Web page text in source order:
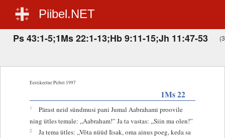
Piibel.NET
Ps 43:1-5;1Ms 22:1-13;Hb 9:11-15;Jh 11:47-53
Eestikeelne Piibel 1997
1Ms 22
1
Pärast neid sündmusi pani Jumal Aabrahami proovile
ning ütles temale: „Aabraham!” Ja ta vastas: „Siin ma olen!”
2
Ja tema ütles: „Võta nüüd Iisak, oma ainus poeg, keda sa